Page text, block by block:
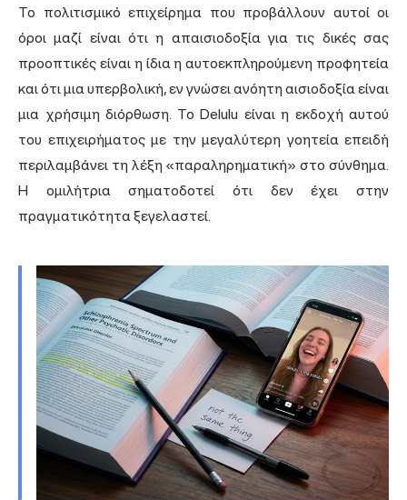
Το πολιτισμικό επιχείρημα που προβάλλουν αυτοί οι
όροι μαζί είναι ότι η απαισιοδοξία για τις δικές σας
προοπτικές είναι η ίδια η αυτοεκπληρούμενη προφητεία
και ότι μια υπερβολική, εν γνώσει ανόητη αισιοδοξία είναι
μια χρήσιμη διόρθωση. Το Delulu είναι η εκδοχή αυτού
του επιχειρήματος με την μεγαλύτερη γοητεία επειδή
περιλαμβάνει τη λέξη «παραληρηματική» στο σύνθημα.
Η ομιλήτρια σηματοδοτεί ότι δεν έχει στην
πραγματικότητα ξεγελαστεί.